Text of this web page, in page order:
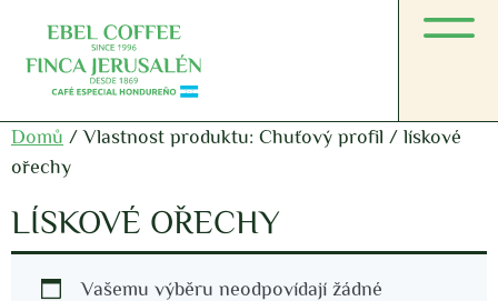
Domů / Vlastnost produktu: Chuťový profil / lískové
ořechy
LÍSKOVÉ OŘECHY
Vašemu výběru neodpovídají žádné